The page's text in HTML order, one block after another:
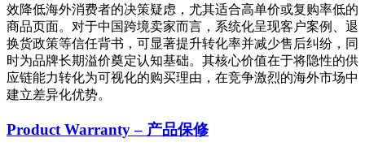
效降低海外消费者的决策疑虑，尤其适合高单价或复购率低的
商品页面。对于中国跨境卖家而言，系统化呈现客户案例、退
换货政策等信任背书，可显著提升转化率并减少售后纠纷，同
时为品牌长期溢价奠定认知基础。其核心价值在于将隐性的供
应链能力转化为可视化的购买理由，在竞争激烈的海外市场中
建立差异化优势。
Product Warranty – 产品保修